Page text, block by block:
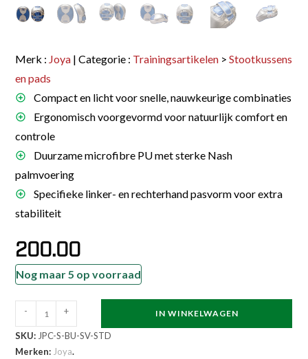
Merk : Joya | Categorie : Trainingsartikelen >Stootkussens
en pads
Compact en licht voor snelle, nauwkeurige combinaties
Ergonomisch voorgevormd voor natuurlijk comfort en
controle
Duurzame microfibre PU met sterke Nash
palmvoering
Specifieke linker- en rechterhand pasvorm voor extra
stabiliteit
200.00
Nog maar 5 op voorraad
Joya
Performance
CM100
- + IN WINKELWAGEN
SKU: JPC-S-BU-SV-STD
Merken: Joya.